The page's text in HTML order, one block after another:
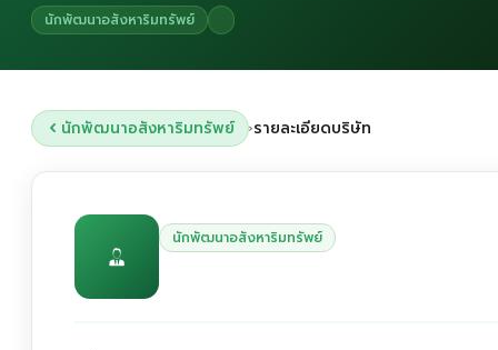
นักพัฒนาอสังหาริมทรัพย์
นักพัฒนาอสังหาริมทรัพย์ ›รายละเอียดบริษัท
นักพัฒนาอสังหาริมทรัพย์